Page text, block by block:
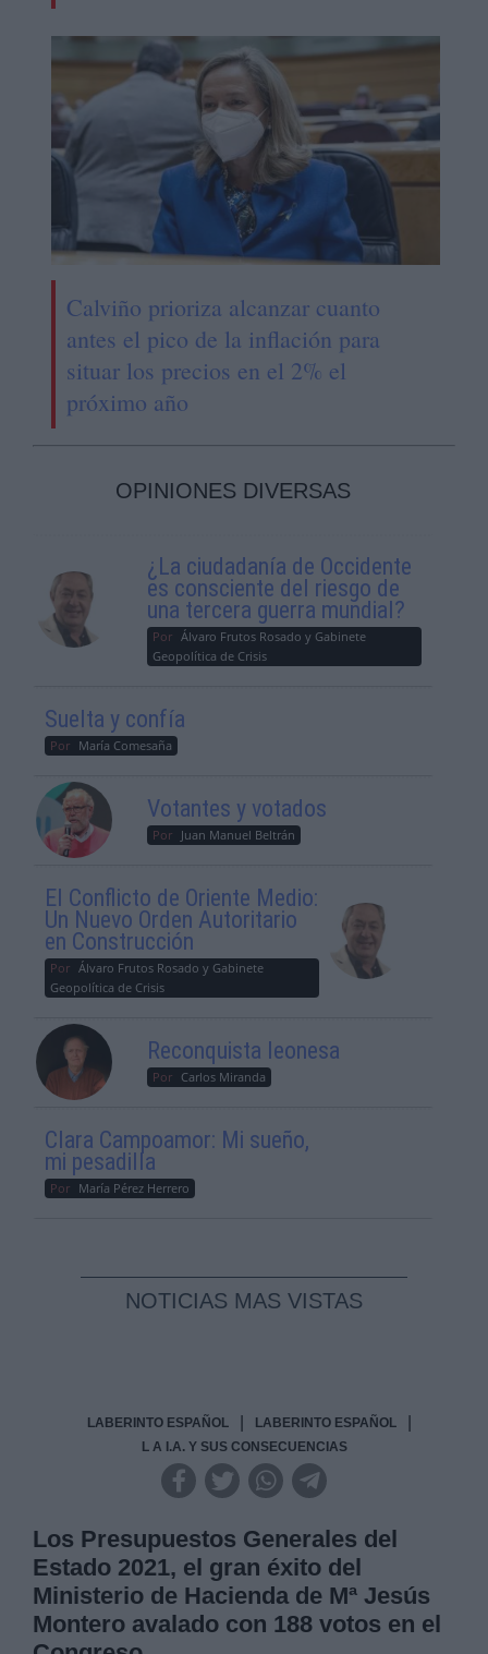
Calviño prioriza alcanzar cuanto
antes el pico de la inflación para
situar los precios en el 2% el
próximo año
OPINIONES DIVERSAS
¿La ciudadanía de Occidente
es consciente del riesgo de
una tercera guerra mundial?
Por Álvaro Frutos Rosado y Gabinete
Geopolítica de Crisis
Suelta y confía
Por María Comesaña
Votantes y votados
Por Juan Manuel Beltrán
El Conflicto de Oriente Medio:
Un Nuevo Orden Autoritario
en Construcción
Por Álvaro Frutos Rosado y Gabinete
Geopolítica de Crisis
Reconquista leonesa
Por Carlos Miranda
Clara Campoamor: Mi sueño,
mi pesadilla
Por María Pérez Herrero
NOTICIAS MAS VISTAS
LABERINTO ESPAÑOL LABERINTO ESPAÑOL
L A I.A. Y SUS CONSECUENCIAS
Los Presupuestos Generales del
Estado 2021, el gran éxito del
Ministerio de Hacienda de Mª Jesús
Montero avalado con 188 votos en el